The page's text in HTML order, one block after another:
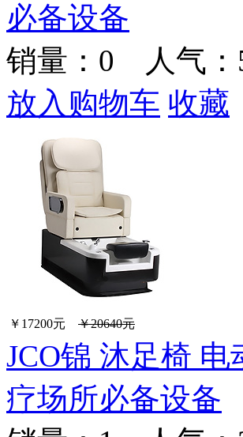
必备设备
销量： 0 人气：
放入购物车 收藏
￥17200元 ￥20640元
JCO锦 沐足椅
疗场所必备设备